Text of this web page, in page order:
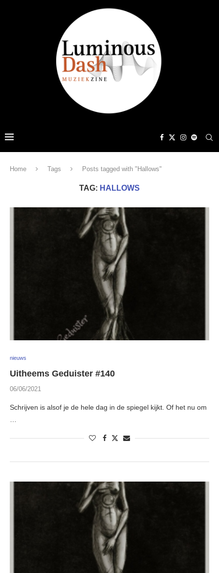
Home Tags Posts tagged with "Hallows"
TAG: HALLOWS
nieuws
Uitheems Geduister #140
06/06/2021
Schrijven is alsof je de hele dag in de spiegel kijkt. Of het nu om
…